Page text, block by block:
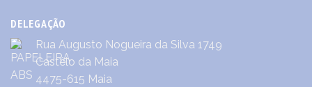
DELEGAÇÃO
Rua Augusto Nogueira da Silva 1749
Castêlo da Maia
4475-615 Maia